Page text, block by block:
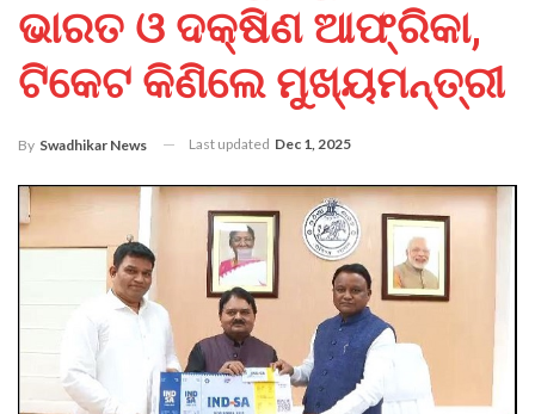
ଭାରତ ଓ ଦକ୍ଷିଣ ଆଫ୍ରିକା,
ଟିକେଟ କିଣିଲେ ମୁଖ୍ୟମନ୍ତ୍ରୀ
By Swadhikar News Last updated Dec 1, 2025